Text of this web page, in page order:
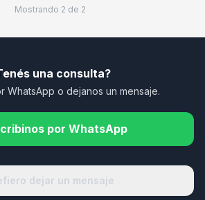
Mostrando 2 de 2
una consulta?
WhatsApp o dejanos un mensaje.
por WhatsApp
dejar un mensaje